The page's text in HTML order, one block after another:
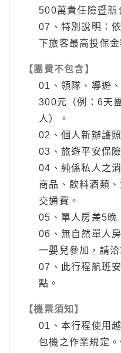
500萬責任險暨新
07、特別說明：
下旅客最高投保
【團費不包含】
01、領隊、導遊
300元（例：6天
人）。
02、個人新辦護
03、旅遊平安保
04、純係私人之
商品、飲料酒類
交通費。
05、單人房差5晚
06、無自然單人
一嬰兒參加，請
07、此行程航班
點。
【機票須知】
01、本行程使用
包機之作業規定